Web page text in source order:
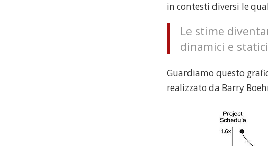
in contesti diversi le
Le stime
dinamici e
Guardiamo questo
realizzato da Barry